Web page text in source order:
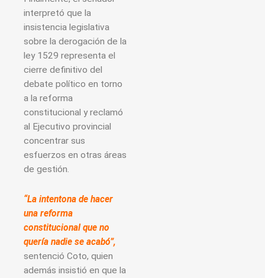
interpretó que la
insistencia legislativa
sobre la derogación de la
ley 1529 representa el
cierre definitivo del
debate político en torno
a la reforma
constitucional y reclamó
al Ejecutivo provincial
concentrar sus
esfuerzos en otras áreas
de gestión.
“La intentona de hacer
una reforma
constitucional que no
quería nadie se acabó”,
sentenció Coto, quien
además insistió en que la